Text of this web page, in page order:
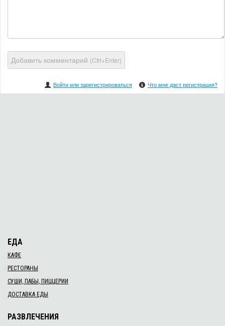
Добавить комментарий (Ctrl+Enter)
Войти или зарегистрироваться Что мне даст регистрация?
ЕДА
КАФЕ
РЕСТОРАНЫ
СУШИ, ПАБЫ, ПИЦЦЕРИИ
ДОСТАВКА ЕДЫ
РАЗВЛЕЧЕНИЯ